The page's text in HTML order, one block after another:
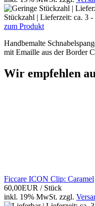
Stückzahl | Lieferzeit: ca. 3
zum Produkt
Handbemalte
mit Emaille aus der Border
Wir empfehlen
Ficcare ICON Clip: Caramel
60,00EUR / Stück
inkl. 19% MwSt. zzgl.